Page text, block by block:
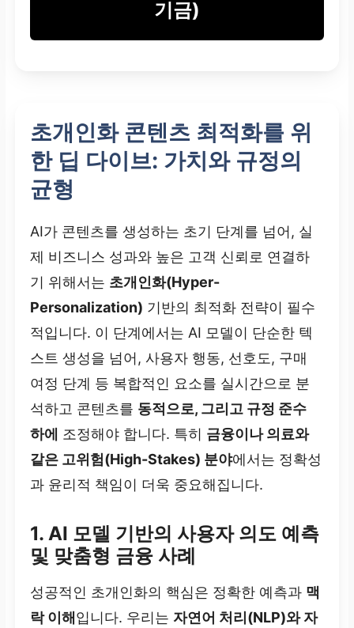
기금)
초개인화 콘텐츠 최적화를 위
한 딥 다이브: 가치와 규정의
균형
AI가 콘텐츠를 생성하는 초기 단계를 넘어, 실
제 비즈니스 성과와 높은 고객 신뢰로 연결하
기 위해서는 초개인화(Hyper-
Personalization) 기반의 최적화 전략이 필수
적입니다. 이 단계에서는 AI 모델이 단순한 텍
스트 생성을 넘어, 사용자 행동, 선호도, 구매
여정 단계 등 복합적인 요소를 실시간으로 분
석하고 콘텐츠를 동적으로, 그리고 규정 준수
하에 조정해야 합니다. 특히 금융이나 의료와
같은 고위험(High-Stakes) 분야에서는 정확성
과 윤리적 책임이 더욱 중요해집니다.
1. AI 모델 기반의 사용자 의도 예측
및 맞춤형 금융 사례
성공적인 초개인화의 핵심은 정확한 예측과 맥
락 이해 입니다. 우리는 자연어 처리(NLP)와 자